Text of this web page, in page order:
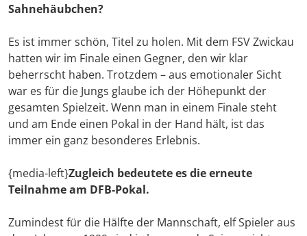
Sahnehäubchen?
Es ist immer schön, Titel zu holen. Mit dem FSV Zwickau
hatten wir im Finale einen Gegner, den wir klar
beherrscht haben. Trotzdem – aus emotionaler Sicht
war es für die Jungs glaube ich der Höhepunkt der
gesamten Spielzeit. Wenn man in einem Finale steht
und am Ende einen Pokal in der Hand hält, ist das
immer ein ganz besonderes Erlebnis.
{media-left}Zugleich bedeutete es die erneute
Teilnahme am DFB-Pokal.
Zumindest für die Hälfte der Mannschaft, elf Spieler aus